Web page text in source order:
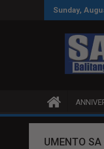
Sunday,
SA WPS O MAGBITIW
SA KONGRESO NA
UMENTO